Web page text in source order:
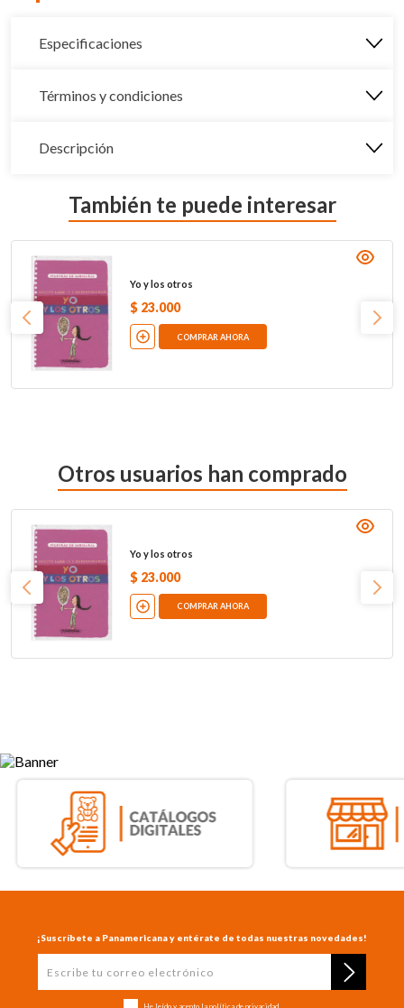
Especificaciones
Términos y condiciones
Descripción
También te puede interesar
Yo y los otros
$ 23.000
COMPRAR AHORA
Otros usuarios han comprado
Yo y los otros
$ 23.000
COMPRAR AHORA
¡Suscríbete a Panamericana y entérate de todas nuestras novedades!
He leído y acepto la política de privacidad